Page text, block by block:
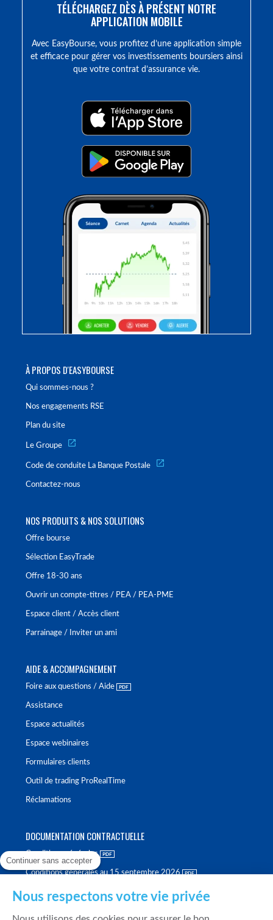
À PROPOS D'EASYBOURSE
Qui sommes-nous ?
Nos engagements RSE
Plan du site
Le Groupe
Code de conduite La Banque Postale
Contactez-nous
NOS PRODUITS & NOS SOLUTIONS
Offre bourse
Sélection EasyTrade
Offre 18-30 ans
Ouvrir un compte-titres / PEA / PEA-PME
Espace client / Accès client
Parrainage / Inviter un ami
AIDE & ACCOMPAGNEMENT
Foire aux questions / Aide
Assistance
Espace actualités
Espace webinaires
Formulaires clients
Outil de trading ProRealTime
Réclamations
DOCUMENTATION CONTRACTUELLE
Conditions générales
Conditions générales au 15 septembre 2026
TÉLÉCHARGEZ DÈS À PRÉSENT NOTRE
APPLICATION MOBILE
Avec EasyBourse, vous profitez d’une application simple
et efficace pour gérer vos investissements boursiers ainsi
que votre contrat d’assurance vie.
Continuer sans accepter
Nous respectons votre vie privée